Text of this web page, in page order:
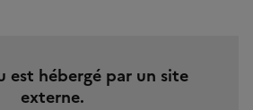
est hébergé par un site
externe.